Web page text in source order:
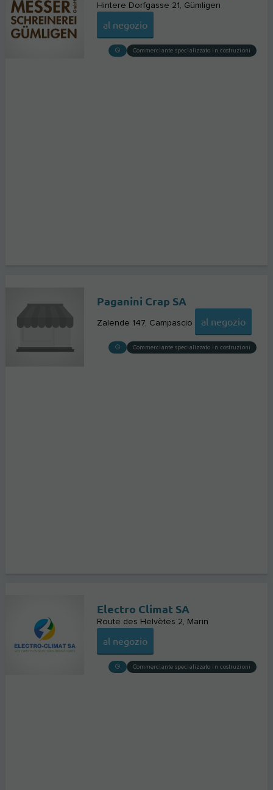
Hintere Dorfgasse 21 Gümligen
al negozio
Commerciante specializzato in costruzioni
Paganini Crap SA
Zalende 147 Campascio al negozio
Commerciante specializzato in costruzioni
Electro Climat SA
Route des Helvètes 2 Marin
al negozio
Commerciante specializzato in costruzioni